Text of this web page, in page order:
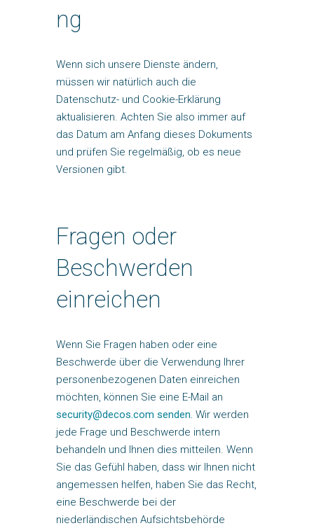
ng
Wenn sich unsere Dienste ändern,
müssen wir natürlich auch die
Datenschutz- und Cookie-Erklärung
aktualisieren. Achten Sie also immer auf
das Datum am Anfang dieses Dokuments
und prüfen Sie regelmäßig, ob es neue
Versionen gibt.
Fragen oder
Beschwerden
einreichen
Wenn Sie Fragen haben oder eine
Beschwerde über die Verwendung Ihrer
personenbezogenen Daten einreichen
möchten, können Sie eine E-Mail an
security@decos.com senden. Wir werden
jede Frage und Beschwerde intern
behandeln und Ihnen dies mitteilen. Wenn
Sie das Gefühl haben, dass wir Ihnen nicht
angemessen helfen, haben Sie das Recht,
eine Beschwerde bei der
niederländischen Aufsichtsbehörde